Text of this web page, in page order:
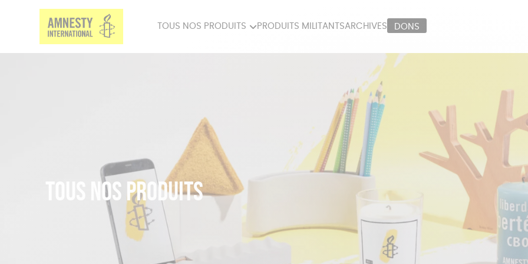
TOUS NOS PRODUITS
PAPETERIE
ÉPICERIE
PRODUITS MILITANTSARCHIVES DONS
Tous nos produits